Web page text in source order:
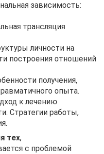
зависимость:
трансляция
личности на
построения отношений
получения,
опыта.
к лечению
Стратегии работы,
тех,
с проблемой